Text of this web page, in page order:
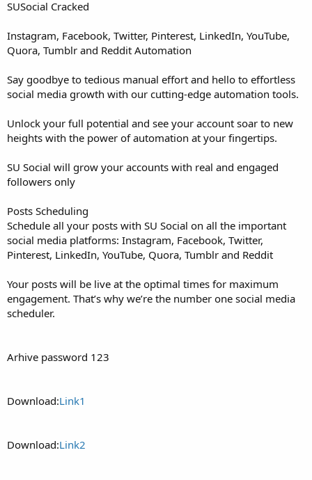
SUSocial Cracked
Instagram, Facebook, Twitter, Pinterest, LinkedIn, YouTube,
Quora, Tumblr and Reddit Automation
Say goodbye to tedious manual effort and hello to effortless
social media growth with our cutting-edge automation tools.
Unlock your full potential and see your account soar to new
heights with the power of automation at your fingertips.
SU Social will grow your accounts with real and engaged
followers only
Posts Scheduling
Schedule all your posts with SU Social on all the important
social media platforms: Instagram, Facebook, Twitter,
Pinterest, LinkedIn, YouTube, Quora, Tumblr and Reddit
Your posts will be live at the optimal times for maximum
engagement. That’s why we’re the number one social media
scheduler.
Arhive password 123
Download:Link1
Download:Link2